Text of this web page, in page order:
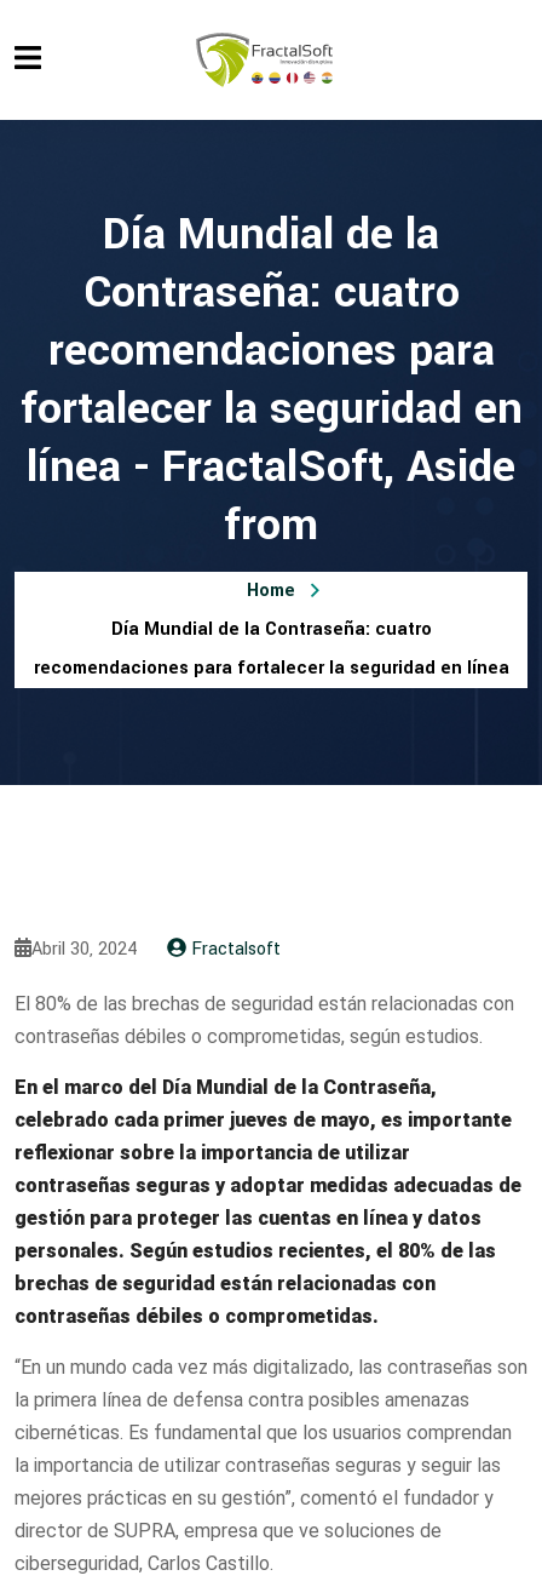
Día Mundial de la
Contraseña: cuatro
recomendaciones para
fortalecer la seguridad en
línea - FractalSoft, Aside
from
Home
Día Mundial de la Contraseña: cuatro
recomendaciones para fortalecer la seguridad en línea
Abril 30, 2024 Fractalsoft
El 80% de las brechas de seguridad están relacionadas con
contraseñas débiles o comprometidas, según estudios.
En el marco del Día Mundial de la Contraseña,
celebrado cada primer jueves de mayo, es importante
reflexionar sobre la importancia de utilizar
contraseñas seguras y adoptar medidas adecuadas de
gestión para proteger las cuentas en línea y datos
personales. Según estudios recientes, el 80% de las
brechas de seguridad están relacionadas con
contraseñas débiles o comprometidas.
“En un mundo cada vez más digitalizado, las contraseñas son
la primera línea de defensa contra posibles amenazas
cibernéticas. Es fundamental que los usuarios comprendan
la importancia de utilizar contraseñas seguras y seguir las
mejores prácticas en su gestión”, comentó el fundador y
director de SUPRA, empresa que ve soluciones de
ciberseguridad, Carlos Castillo.